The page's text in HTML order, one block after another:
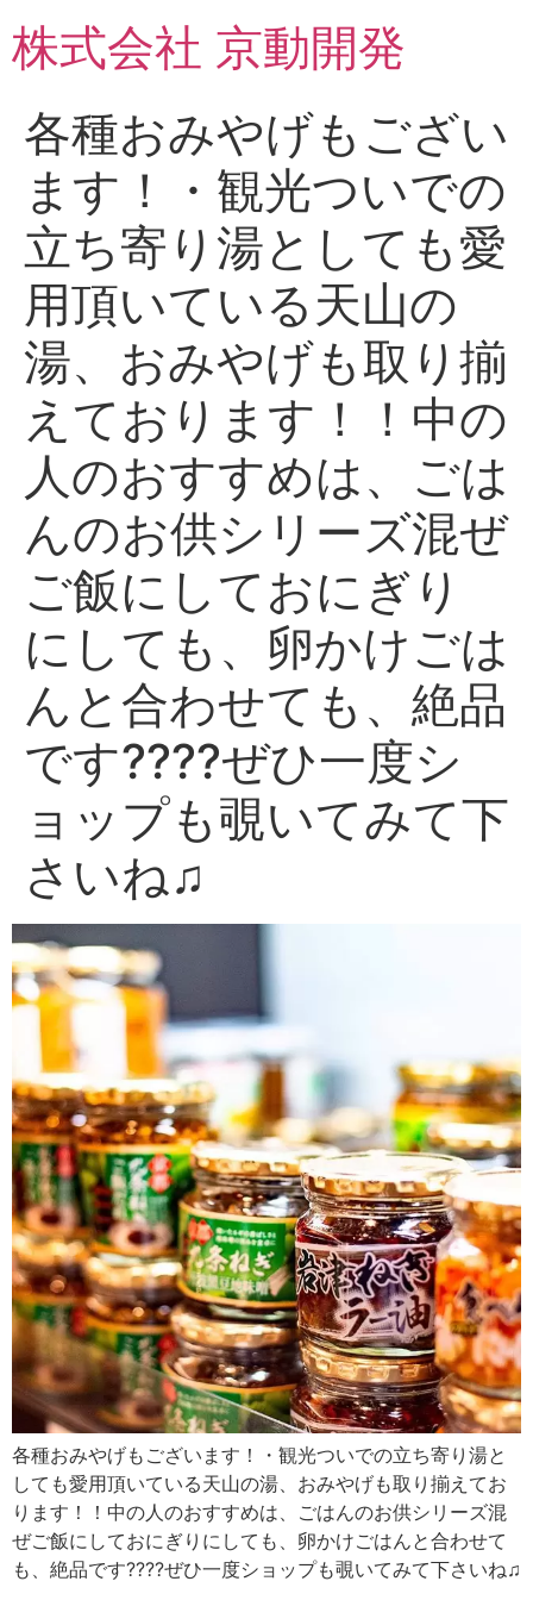
ン
テ株式会社 京動開発
各種おみやげもござい
ます！・観光ついでの
立ち寄り湯としても愛
用頂いている天山の
湯、おみやげも取り揃
えております！！中の
人のおすすめは、ごは
んのお供シリーズ混ぜ
ご飯にしておにぎり
にしても、卵かけごは
んと合わせても、絶品
です????ぜひ一度シ
ョップも覗いてみて下
さいね♫
各種おみやげもございます！・観光ついでの立ち寄り湯と
しても愛用頂いている天山の湯、おみやげも取り揃えてお
ります！！中の人のおすすめは、ごはんのお供シリーズ混
ぜご飯にしておにぎりにしても、卵かけごはんと合わせて
も、絶品です????ぜひ一度ショップも覗いてみて下さいね♫